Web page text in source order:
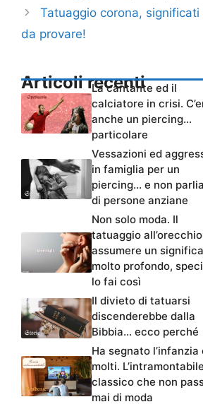
Tatuaggio corona,
da provare!
Articoli recenti
La cantante ed il
calciatore in crisi.
anche un piercing…
particolare
Vessazioni ed
in famiglia per un
piercing… e non
di persone anziane
Non solo moda. Il
tatuaggio
assumere un
molto profondo,
lo fai così
Il divieto di tatuarsi
discenderebbe dalla
Bibbia… ecco perché
Ha segnato l’infanzia
molti. L’intramontabile
classico che non
mai di moda